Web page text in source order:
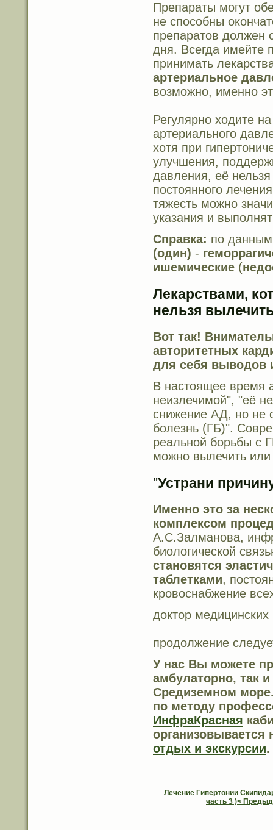
Препараты могут
не способны
препаратов должен
дня. Всегда имейте
принимать
артериальное
возможно, именно
Регулярно ходите
артериального
хотя при
улучшения,
давления, её
постоянного
тяжесть можно
указания и
Справка: по данным
(один) -
ишемические (
Лекарствами,
нельзя
Вот так!
авторитетных
для себя выводов
В настоящее время
неизлечимой", "её
снижение АД, но не
болезнь (ГБ)".
реальной борьбы с
можно вылечить или
"Устрани
Именно это за
комплексом
А.С.Залманова,
биологической
становятся
таблетками,
кровоснабжение
доктор
продолжение
У нас Вы можете
амбулаторно, так
Средиземном
по методу
ИнфраКрасная
отдых и экскурсии.
Лечение Гипертонии
часть 3 )<